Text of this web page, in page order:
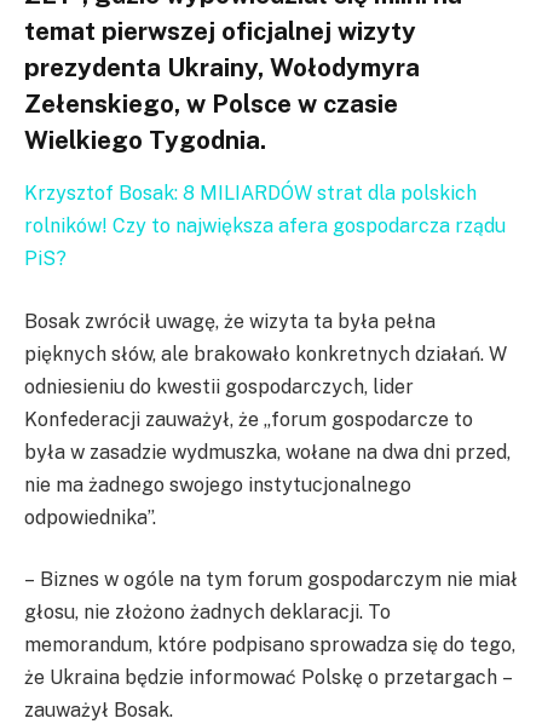
temat pierwszej oficjalnej wizyty
prezydenta Ukrainy, Wołodymyra
Zełenskiego, w Polsce w czasie
Wielkiego Tygodnia.
Krzysztof Bosak: 8 MILIARDÓW strat dla polskich
rolników! Czy to największa afera gospodarcza rządu
PiS?
Bosak zwrócił uwagę, że wizyta ta była pełna
pięknych słów, ale brakowało konkretnych działań. W
odniesieniu do kwestii gospodarczych, lider
Konfederacji zauważył, że „forum gospodarcze to
była w zasadzie wydmuszka, wołane na dwa dni przed,
nie ma żadnego swojego instytucjonalnego
odpowiednika”.
– Biznes w ogóle na tym forum gospodarczym nie miał
głosu, nie złożono żadnych deklaracji. To
memorandum, które podpisano sprowadza się do tego,
że Ukraina będzie informować Polskę o przetargach –
zauważył Bosak.